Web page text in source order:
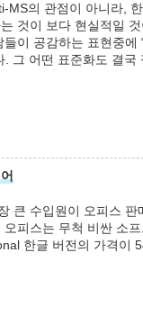
MS의 관점이 아니라,
것이 보다 현실적일
이 공감하는 표현중에
. 그 어떤 표준화도 결국
큰 수입원이 오피스 판
피스는 무척 비싼 소
한글 버전의 가격이